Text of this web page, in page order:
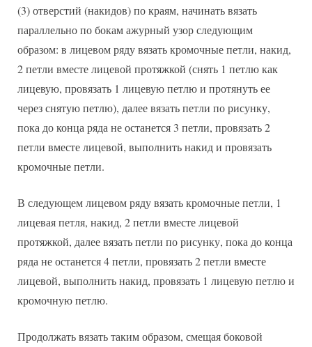
(3) отверстий (накидов) по краям, начинать вязать
параллельно по бокам ажурный узор следующим
образом: в лицевом ряду вязать кромочные петли, накид,
2 петли вместе лицевой протяжкой (снять 1 петлю как
лицевую, провязать 1 лицевую петлю и протянуть ее
через снятую петлю), далее вязать петли по рисунку,
пока до конца ряда не останется 3 петли, провязать 2
петли вместе лицевой, выполнить накид и провязать
кромочные петли.
В следующем лицевом ряду вязать кромочные петли, 1
лицевая петля, накид, 2 петли вместе лицевой
протяжкой, далее вязать петли по рисунку, пока до конца
ряда не останется 4 петли, провязать 2 петли вместе
лицевой, выполнить накид, провязать 1 лицевую петлю и
кромочную петлю.
Продолжать вязать таким образом, смещая боковой